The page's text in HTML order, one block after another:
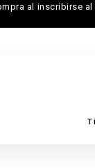
al inscribirse